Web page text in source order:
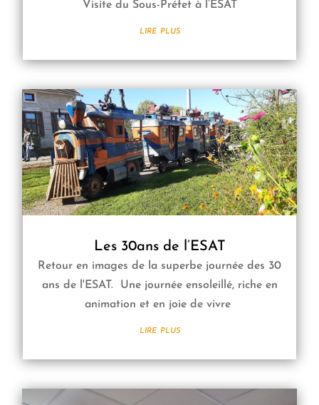
Visite du Sous-Préfet à l’ESAT
lire plus
Les 30ans de l’ESAT
Retour en images de la superbe journée des 30
ans de l'ESAT. Une journée ensoleillé, riche en
animation et en joie de vivre
lire plus